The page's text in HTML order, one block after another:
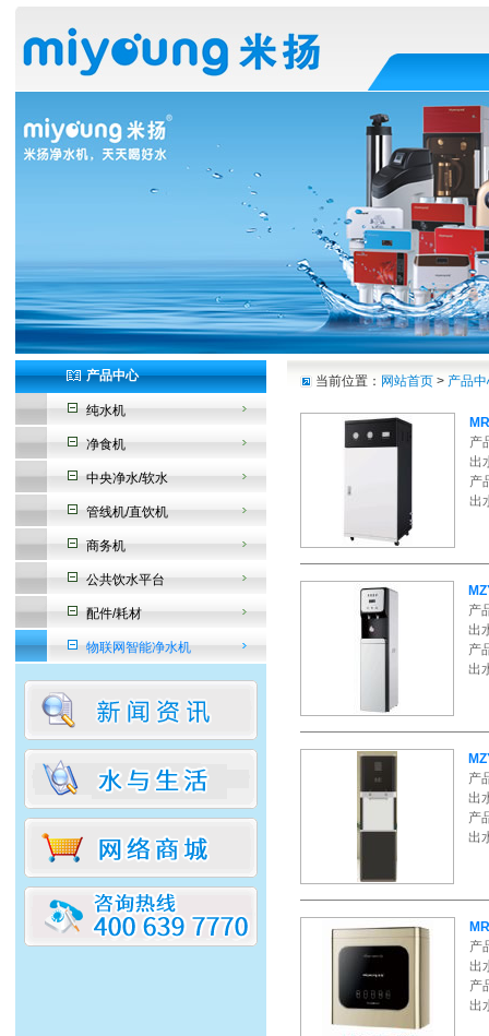
产品中心
纯水机
净食机
中央净水/软水
管线机/直饮机
商务机
公共饮水平台
配件/耗材
物联网智能净水机
当前位置： 网站首页> 产品中
产
出
产
出
产
出
产
出
产
出
产
出
产
出
产
出